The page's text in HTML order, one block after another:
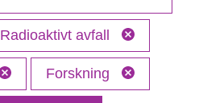
Radioaktivt avfall
Forskning